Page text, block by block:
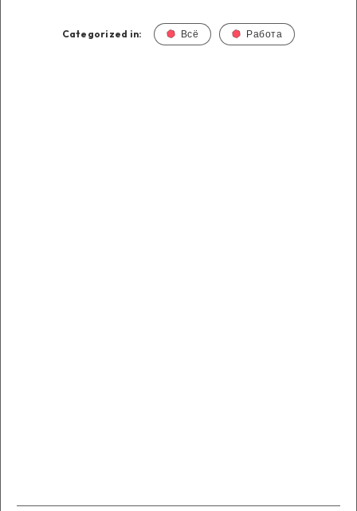
Categorized in: Всё Работа